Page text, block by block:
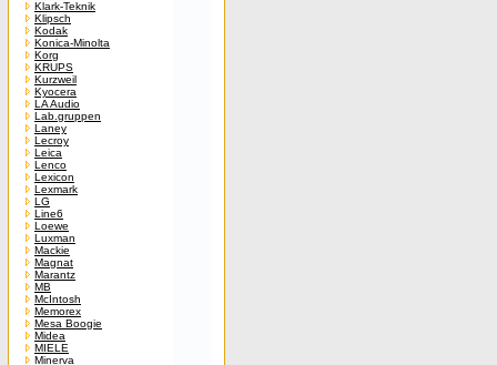
Klark-Teknik
Klipsch
Kodak
Konica-Minolta
Korg
KRUPS
Kurzweil
Kyocera
LA Audio
Lab.gruppen
Laney
Lecroy
Leica
Lenco
Lexicon
Lexmark
LG
Line6
Loewe
Luxman
Mackie
Magnat
Marantz
MB
McIntosh
Memorex
Mesa Boogie
Midea
MIELE
Minerva